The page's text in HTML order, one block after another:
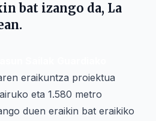
bat izango da, La
eraikuntza proiektua
eta 1.580 metro
duen eraikin bat eraikiko